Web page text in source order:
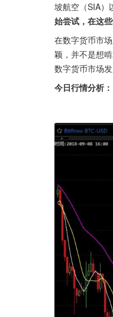
坡航空（SIA）
始尝试，在这
在数字货币市
颖，并不是想
数字货币市场
今日行情分析：